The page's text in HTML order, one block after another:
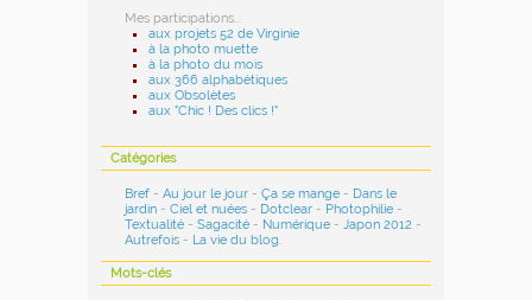
Mes participations...
aux projets 52 de Virginie
à la photo muette
à la photo du mois
aux 366 alphabétiques
aux Obsolètes
aux "Chic ! Des clics !"
Catégories
Bref -Au jour le jour -Ça se mange - Dans le
jardin -Ciel et nuées - Dotclear - Photophilie -
Textualité -Sagacité - Numérique -Japon 2012 -
Autrefois - La vie du blog.
Mots-clés